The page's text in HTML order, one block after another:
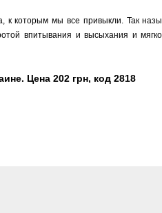
к которым мы все привыкли. Так
впитывания и высыхания и
Цена 202 грн, код 2818